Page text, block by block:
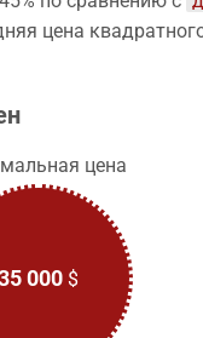
цена
цена
000 $